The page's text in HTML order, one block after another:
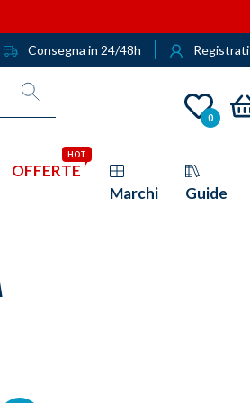
Consegna in 24/48h Registrati
0
OFFERTE
HOT
Marchi Guide